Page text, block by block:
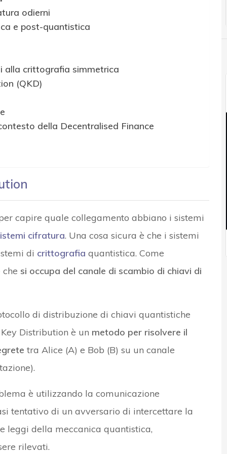
odierni
e post-quantistica
alla crittografia simmetrica
(QKD)
della Decentralised Finance
capire quale collegamento abbiano i sistemi
cifratura. Una cosa sicura è che i sistemi
di crittografia quantistica. Come
si occupa del canale di scambio di chiavi di
di distribuzione di chiavi quantistiche
Distribution è un metodo per risolvere il
tra Alice (A) e Bob (B) su un canale
è utilizzando la comunicazione
tentativo di un avversario di intercettare la
leggi della meccanica quantistica,
rilevati.